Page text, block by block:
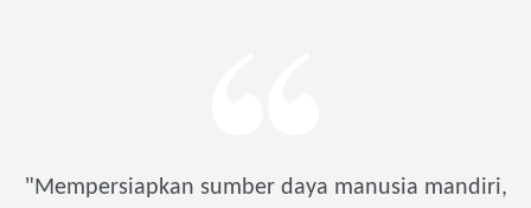
"Mempersiapkan sumber daya manusia mandiri,